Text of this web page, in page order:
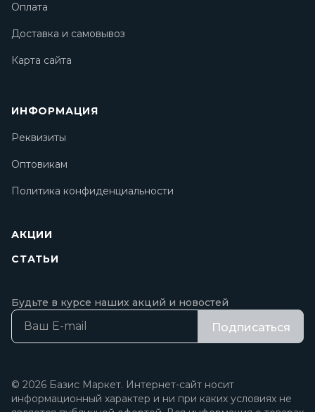
Оплата
Доставка и самовывоз
Карта сайта
ИНФОРМАЦИЯ
Реквизиты
Оптовикам
Политика конфиденциальности
АКЦИИ
СТАТЬИ
Будьте в курсе наших акций и новостей
Подписаться
© 2026 Базис Маркет. Интернет-сайт носит
информационный характер и ни при каких условиях не